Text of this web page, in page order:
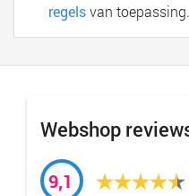
regelsvan toepassing.
Webshop
9,1